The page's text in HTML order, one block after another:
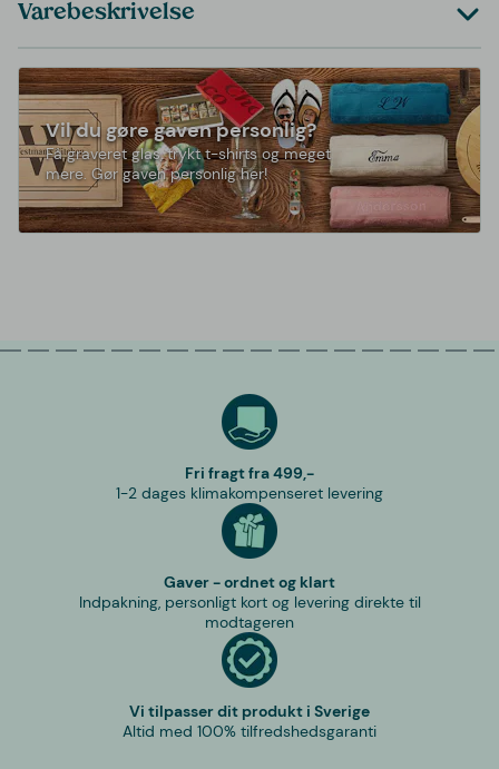
Varebeskrivelse
Vil du gøre gaven personlig?
Få graveret glas, trykt t-shirts og meget
mere. Gør gaven personlig her!
Fri fragt fra 499,-
1-2 dages klimakompenseret levering
Gaver - ordnet og klart
Indpakning, personligt kort og levering direkte til
modtageren
Vi tilpasser dit produkt i Sverige
Altid med 100% tilfredshedsgaranti